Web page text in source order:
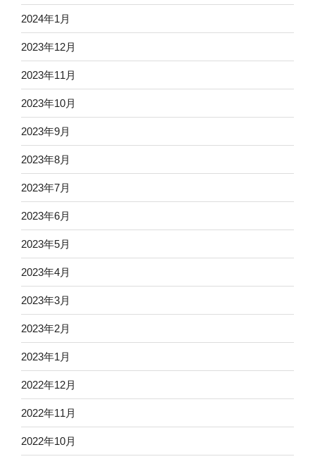
2024年1月
2023年12月
2023年11月
2023年10月
2023年9月
2023年8月
2023年7月
2023年6月
2023年5月
2023年4月
2023年3月
2023年2月
2023年1月
2022年12月
2022年11月
2022年10月